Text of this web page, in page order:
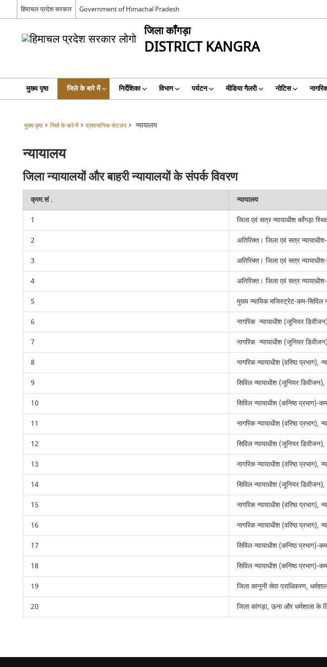
हिमाचल प्रदेश सरकार Government of Himachal Pradesh
जिला काँगड़ा
DISTRICT KANGRA
मुख्य पृष्ठ जिले के बारे में निर्देशिका विभाग पर्यटन मीडिया गैलरी नोटिस
मुख्य पृष्ठ जिले के बारे में प्रशासनिक सेटअप न्यायालय
न्यायालय
जिला न्यायालयों और बाहरी न्यायालयों के संपर्क विवरण
क्रम.सं . न्यायालय
1
जिला एवं सत्र न्यायाधीश काँगड़ा
2
अतिरिक्त। जिला एवं सत्र
3
अतिरिक्त। जिला एवं सत्र
4
अतिरिक्त। जिला एवं सत्र
5
मुख्य न्यायिक मजिस्ट्रेट-कम-सिविल
6
नागरिक न्यायाधीश (जूनियर
7
नागरिक न्यायाधीश (जूनियर
8
नागरिक न्यायाधीश (वरिष्ठ
9
सिविल न्यायाधीश (जूनियर
10
सिविल न्यायाधीश (कनिष्ठ
11
नागरिक न्यायाधीश (वरिष्ठ
12
सिविल न्यायाधीश (जूनियर
13
नागरिक न्यायाधीश (वरिष्ठ
14
सिविल न्यायाधीश (जूनियर
15
नागरिक न्यायाधीश (वरिष्ठ
16
नागरिक न्यायाधीश (वरिष्ठ
17
सिविल न्यायाधीश (कनिष्ठ प्रभाग)-
18
सिविल न्यायाधीश (कनिष्ठ प्रभाग)-
19
जिला कानूनी सेवा प्राधिकरण,
20
जिला कांगड़ा, ऊना और धर्मशाला के